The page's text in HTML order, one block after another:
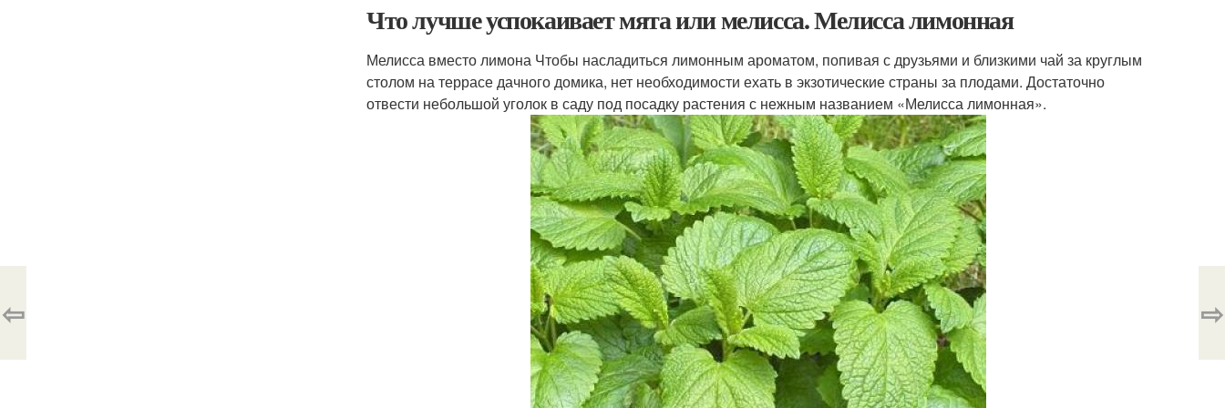
Что лучше успокаивает мята или мелисса. Мелисса лимонная
Мелисса вместо лимона Чтобы насладиться лимонным ароматом, попивая с друзьями и близкими чай за круглым
столом на террасе дачного домика, нет необходимости ехать в экзотические страны за плодами. Достаточно
отвести небольшой уголок в саду под посадку растения с нежным названием «Мелисса лимонная».
⇦ ⇨